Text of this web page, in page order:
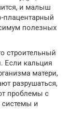
и малыш
плацентарный
полезных
строительный
Если кальция
матери,
разрушаться,
проблемы с
и